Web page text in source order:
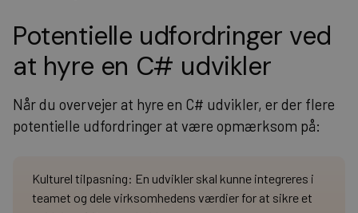
Potentielle udfordringer ved
at hyre en C# udvikler
Når du overvejer at hyre en C# udvikler, er der flere
potentielle udfordringer at være opmærksom på:
Kulturel tilpasning: En udvikler skal kunne integreres i
teamet og dele virksomhedens værdier for at sikre et